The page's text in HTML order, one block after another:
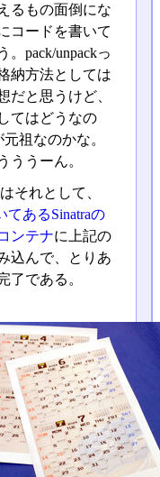
るもの面倒にな
コードを書いて
。pack/unpackっ
納方法としては
だと思うけど、
てはどうなの
祖なのかな。
うーん。
それとして、
てあるSinatraの
ンテナに上記の
込んで、とりあ
了である。